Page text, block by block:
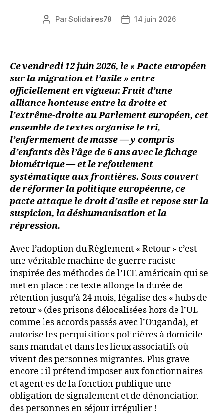
Auteur
ParSolidaires78
Date14 juin 2026
Ce vendredi 12 juin 2026, le « Pacte européen
sur la migration et l’asile » entre
officiellement en vigueur. Fruit d’une
alliance honteuse entre la droite et
l’extrême-droite au Parlement européen, cet
ensemble de textes organise le tri,
l’enfermement de masse — y compris
d’enfants dès l’âge de 6 ans avec le fichage
biométrique — et le refoulement
systématique aux frontières. Sous couvert
de réformer la politique européenne, ce
pacte attaque le droit d’asile et repose sur la
suspicion, la déshumanisation et la
répression.
Avec l’adoption du Règlement « Retour » c’est
une véritable machine de guerre raciste
inspirée des méthodes de l’ICE américain qui se
met en place : ce texte allonge la durée de
rétention jusqu’à 24 mois, légalise des « hubs de
retour » (des prisons délocalisées hors de l’UE
comme les accords passés avec l’Ouganda), et
autorise les perquisitions policières à domicile
sans mandat et dans les lieux associatifs où
vivent des personnes migrantes. Plus grave
encore : il prétend imposer aux fonctionnaires
et agent·es de la fonction publique une
obligation de signalement et de dénonciation
des personnes en séjour irrégulier !